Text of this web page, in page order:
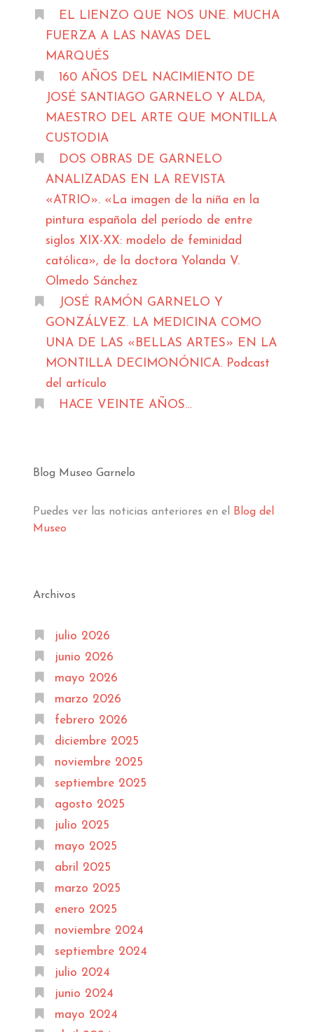
EL LIENZO QUE NOS UNE. MUCHA
FUERZA A LAS NAVAS DEL
MARQUÉS
160 AÑOS DEL NACIMIENTO DE
JOSÉ SANTIAGO GARNELO Y ALDA,
MAESTRO DEL ARTE QUE MONTILLA
CUSTODIA
DOS OBRAS DE GARNELO
ANALIZADAS EN LA REVISTA
«ATRIO». «La imagen de la niña en la
pintura española del período de entre
siglos XIX-XX: modelo de feminidad
católica», de la doctora Yolanda V.
Olmedo Sánchez
JOSÉ RAMÓN GARNELO Y
GONZÁLVEZ. LA MEDICINA COMO
UNA DE LAS «BELLAS ARTES» EN LA
MONTILLA DECIMONÓNICA. Podcast
del artículo
HACE VEINTE AÑOS…
Blog Museo Garnelo
Puedes ver las noticias anteriores en el
Blog del
Museo
Archivos
julio 2026
junio 2026
mayo 2026
marzo 2026
febrero 2026
diciembre 2025
noviembre 2025
septiembre 2025
agosto 2025
julio 2025
mayo 2025
abril 2025
marzo 2025
enero 2025
noviembre 2024
septiembre 2024
julio 2024
junio 2024
mayo 2024